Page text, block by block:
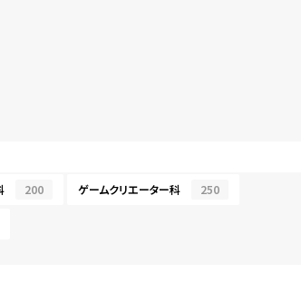
200 ゲームクリエーター科 250